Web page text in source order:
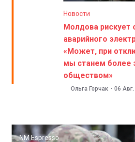
Новости
Молдова рискует
аварийного
«Может, при
мы станем более
обществом»
Ольга Горчак - 06
NM Espresso